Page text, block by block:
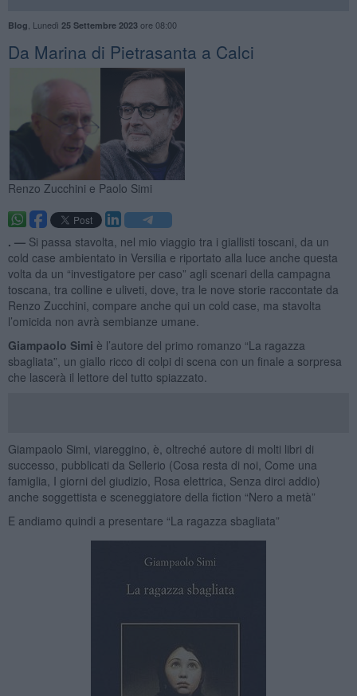
Blog Lunedì 25 Settembre 2023ore 08:00
Da Marina di Pietrasanta a Calci
Renzo Zucchini e Paolo Simi
. — Si passa stavolta, nel mio viaggio tra i giallisti toscani, da un
cold case ambientato in Versilia e riportato alla luce anche questa
volta da un “investigatore per caso” agli scenari della campagna
toscana, tra colline e uliveti, dove, tra le nove storie raccontate da
Renzo Zucchini, compare anche qui un cold case, ma stavolta
l’omicida non avrà sembianze umane.
Giampaolo Simi è l’autore del primo romanzo “La ragazza
sbagliata”, un giallo ricco di colpi di scena con un finale a sorpresa
che lascerà il lettore del tutto spiazzato.
Giampaolo Simi, viareggino, è, oltreché autore di molti libri di
successo, pubblicati da Sellerio (Cosa resta di noi, Come una
famiglia, I giorni del giudizio, Rosa elettrica, Senza dirci addio)
anche soggettista e sceneggiatore della fiction “Nero a metà”
E andiamo quindi a presentare “La ragazza sbagliata”